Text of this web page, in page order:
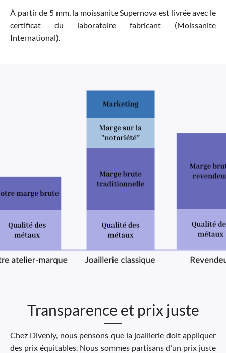
À partir de 5 mm, la moissanite Supernova est livrée avec le
certificat du laboratoire fabricant (Moissanite
International).
Transparence et prix juste
Chez Divenly, nous pensons que la joaillerie doit appliquer
des prix équitables. Nous sommes partisans d’un prix juste